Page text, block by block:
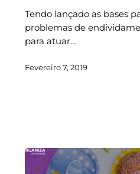
Tendo lançado as bases
problemas de
para atuar…
Fevereiro 7, 2019